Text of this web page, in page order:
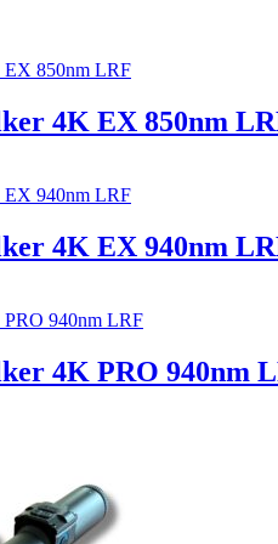
4K EX 850nm
4K EX 940nm
4K PRO 940nm